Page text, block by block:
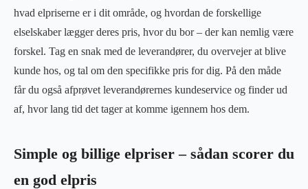
hvad elpriserne er i dit område, og hvordan de forskellige
elselskaber lægger deres pris, hvor du bor – der kan nemlig være
forskel. Tag en snak med de leverandører, du overvejer at blive
kunde hos, og tal om den specifikke pris for dig. På den måde
får du også afprøvet leverandørernes kundeservice og finder ud
af, hvor lang tid det tager at komme igennem hos dem.
Simple og billige elpriser – sådan scorer du
en god elpris